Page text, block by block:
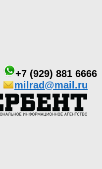
+7 (929) 881 6666
milrad@mail.ru